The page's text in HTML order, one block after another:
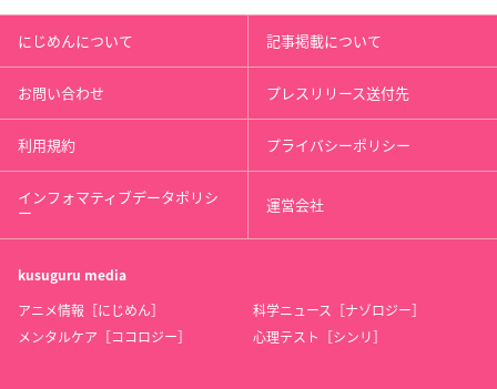
にじめんについて 記事掲載について
お問い合わせ プレスリリース送付先
利用規約 プライバシーポリシー
インフォマティブデータポリシ
ー 運営会社
kusuguru media
アニメ情報［にじめん］
科学ニュース［ナゾロジー］
メンタルケア［ココロジー］
心理テスト［シンリ］